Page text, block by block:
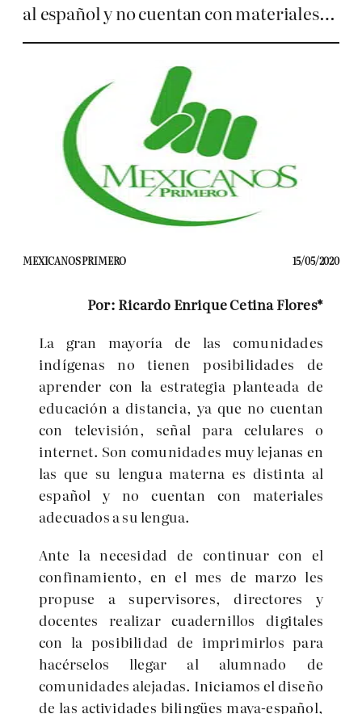
al español y no cuentan con materiales…
MEXICANOS PRIMERO 15/05/2020
Por: Ricardo Enrique Cetina Flores*
La gran mayoría de las comunidades
indígenas no tienen posibilidades de
aprender con la estrategia planteada de
educación a distancia, ya que no cuentan
con televisión, señal para celulares o
internet. Son comunidades muy lejanas en
las que su lengua materna es distinta al
español y no cuentan con materiales
adecuados a su lengua.
Ante la necesidad de continuar con el
confinamiento, en el mes de marzo les
propuse a supervisores, directores y
docentes realizar cuadernillos digitales
con la posibilidad de imprimirlos para
hacérselos llegar al alumnado de
comunidades alejadas. Iniciamos el diseño
de las actividades bilingües maya-español,